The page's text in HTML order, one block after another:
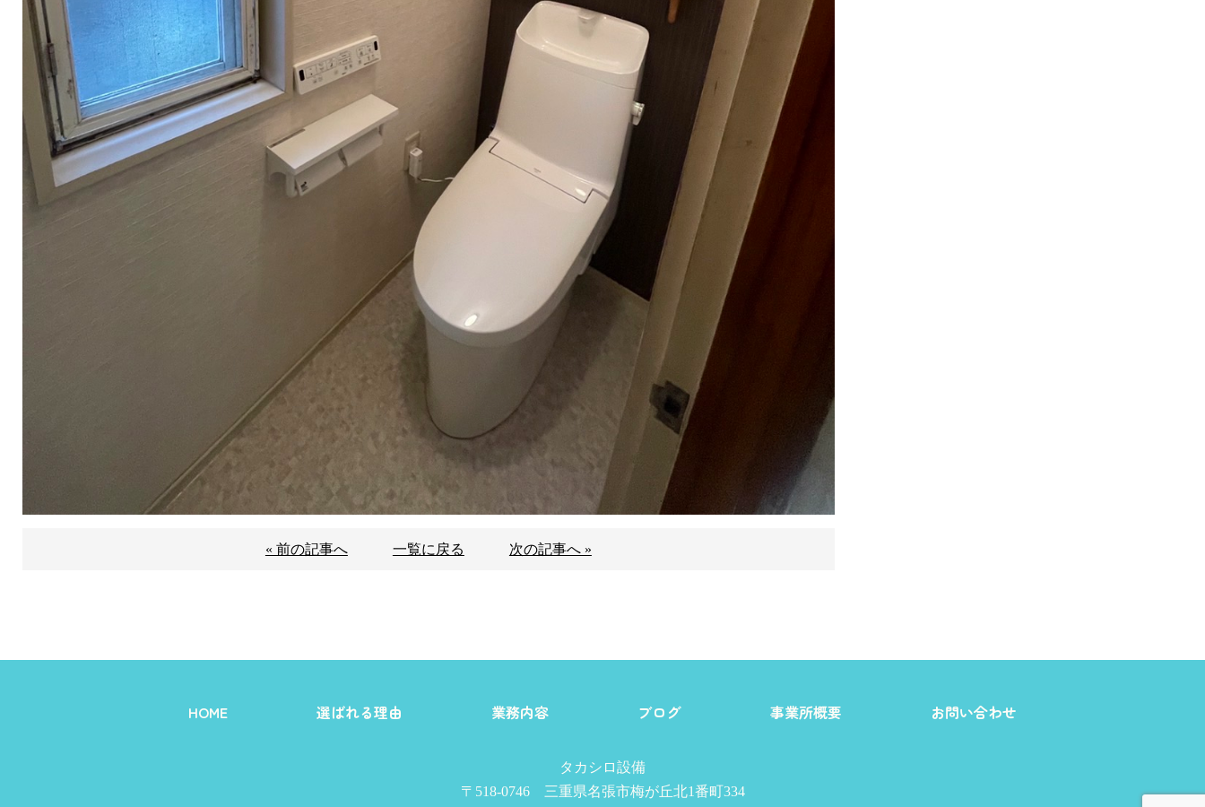
« 前の記事へ 一覧に戻る 次の記事へ »
HOME 選ばれる理由 業務内容 ブログ 事業所概要 お問い合わせ
タカシロ設備
〒518-0746 三重県名張市梅が丘北1番町334